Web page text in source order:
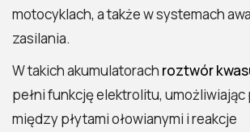
motocyklach, a także w systemach
zasilania.
W takich akumulatorach roztwór
pełni funkcję elektrolitu,
między płytami ołowianymi i reakcje